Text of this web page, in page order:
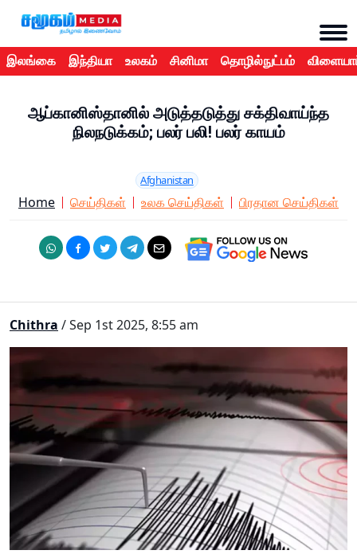
இலங்கை இந்தியா உலகம் சினிமா தொழில்நுட்பம்
ஆப்கானிஸ்தானில் அடுத்தடுத்து சக்திவாய்ந்த
நிலநடுக்கம்; பலர் பலி! பலர் காயம்
Afghanistan
Home செய்திகள் உலக செய்திகள் பிரதான செய்திகள்
Chithra / Sep 1st 2025, 8:55 am